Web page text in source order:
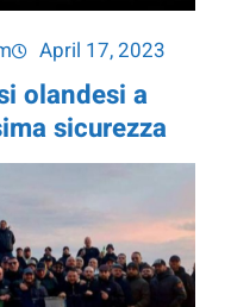
April 17, 2023
olandesi a
sicurezza